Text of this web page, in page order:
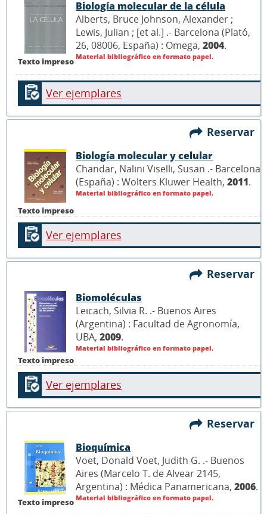
Texto impreso
Biología molecular de la célula
Alberts, Bruce Johnson, Alexander ;
Lewis, Julian ; [et al.] .- Barcelona (Plató,
26, 08006, España) : Omega, 2004.
Material bibliográfico en formato papel.
Ver ejemplares
Reservar
Texto impreso
Biología molecular y celular
Chandar, Nalini Viselli, Susan .- Barcelona
(España) : Wolters Kluwer Health, 2011.
Material bibliográfico en formato papel.
Ver ejemplares
Reservar
Texto impreso
Biomoléculas
Leicach, Silvia R. .- Buenos Aires
(Argentina) : Facultad de Agronomía,
UBA, 2009.
Material bibliográfico en formato papel.
Ver ejemplares
Reservar
Texto impreso
Bioquímica
Voet, Donald Voet, Judith G. .- Buenos
Aires (Marcelo T. de Alvear 2145,
Argentina) : Médica Panamericana, 2006.
Material bibliográfico en formato papel.